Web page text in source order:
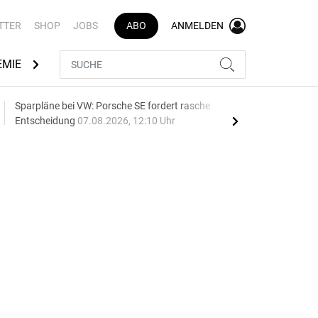
SHOP JOBS ABO ANMELDEN
AUTOMARKEN
Sparpläne bei VW: Porsche SE fordert rasche
Entscheidung 07.08.2026, 12:10 Uhr